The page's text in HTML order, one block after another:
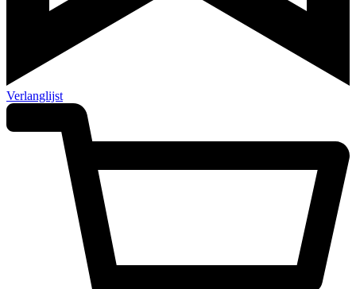
Verlanglijst